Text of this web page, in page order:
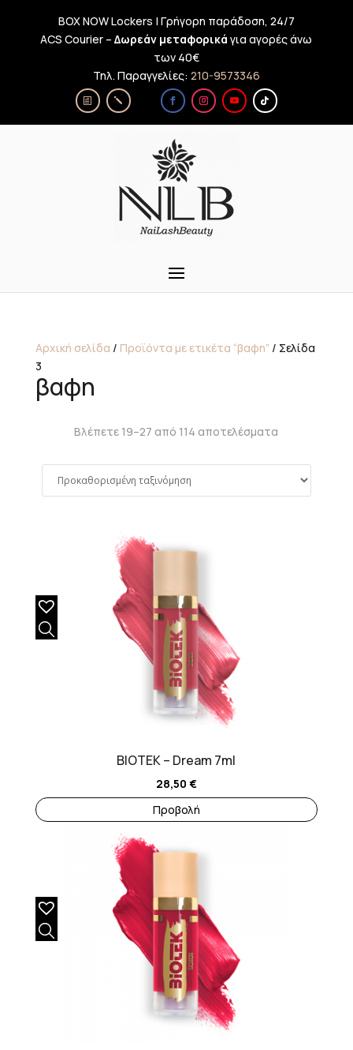
BOX NOW Lockers | Γρήγορη παράδοση, 24/7
ACS Courier –Δωρεάν μεταφορικά για αγορές άνω
των 40€
Τηλ. Παραγγελίες: 210-9573346
Αρχική σελίδα / Προϊόντα με ετικέτα “βαφη” / Σελίδα
3
βαφη
Βλέπετε 19–27 από 114 αποτελέσματα
BIOTEK – Dream 7ml
28,50 €
Προβολή